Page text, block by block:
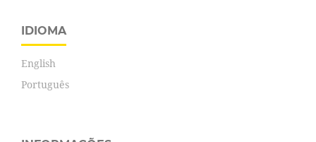
IDIOMA
English
Português